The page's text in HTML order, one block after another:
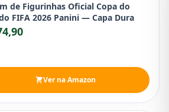
de Figurinhas Oficial Copa do
FIFA 2026 Panini — Capa Dura
Ver na Amazon